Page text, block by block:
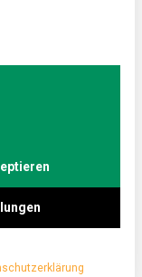
können, liegt
das von
für die eine